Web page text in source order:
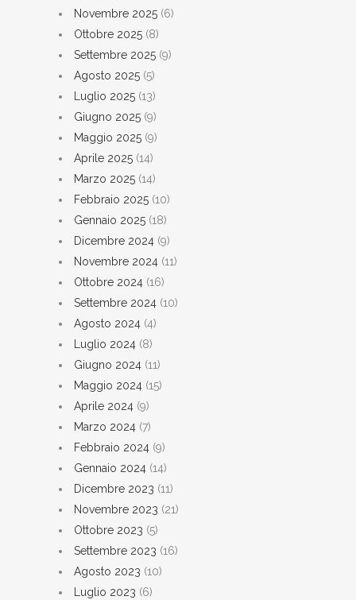
Novembre 2025 (6)
Ottobre 2025 (8)
Settembre 2025 (9)
Agosto 2025 (5)
Luglio 2025 (13)
Giugno 2025 (9)
Maggio 2025 (9)
Aprile 2025 (14)
Marzo 2025 (14)
Febbraio 2025 (10)
Gennaio 2025 (18)
Dicembre 2024 (9)
Novembre 2024 (11)
Ottobre 2024 (16)
Settembre 2024 (10)
Agosto 2024 (4)
Luglio 2024 (8)
Giugno 2024 (11)
Maggio 2024 (15)
Aprile 2024 (9)
Marzo 2024 (7)
Febbraio 2024 (9)
Gennaio 2024 (14)
Dicembre 2023 (11)
Novembre 2023 (21)
Ottobre 2023 (5)
Settembre 2023 (16)
Agosto 2023 (10)
Luglio 2023 (6)